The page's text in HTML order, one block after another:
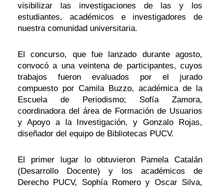
visibilizar las investigaciones de las y los
estudiantes, académicos e investigadores de
nuestra comunidad universitaria.
El concurso, que fue lanzado durante agosto,
convocó a una veintena de participantes, cuyos
trabajos fueron evaluados por el jurado
compuesto por Camila Buzzo, académica de la
Escuela de Periodismo; Sofía Zamora,
coordinadora del área de Formación de Usuarios
y Apoyo a la Investigación, y Gonzalo Rojas,
diseñador del equipo de Bibliotecas PUCV.
El primer lugar lo obtuvieron Pamela Catalán
(Desarrollo Docente) y los académicos de
Derecho PUCV, Sophía Romero y Oscar Silva,